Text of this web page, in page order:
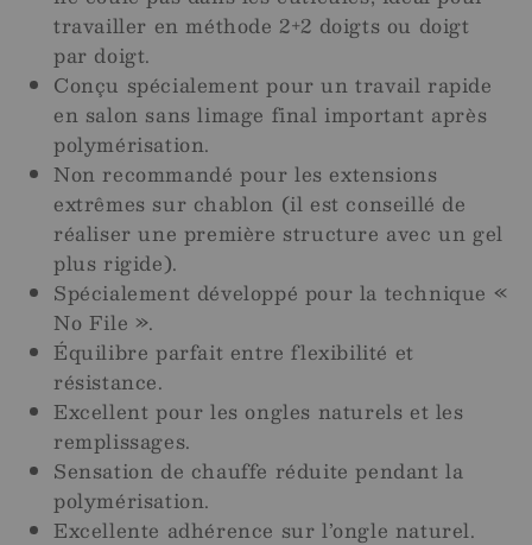
travailler en méthode 2+2 doigts ou doigt
par doigt.
Conçu spécialement pour un travail rapide
en salon sans limage final important après
polymérisation.
Non recommandé pour les extensions
extrêmes sur chablon (il est conseillé de
réaliser une première structure avec un gel
plus rigide).
Spécialement développé pour la technique «
No File ».
Équilibre parfait entre flexibilité et
résistance.
Excellent pour les ongles naturels et les
remplissages.
Sensation de chauffe réduite pendant la
polymérisation.
Excellente adhérence sur l’ongle naturel.